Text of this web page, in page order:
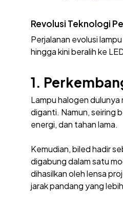
Revolusi Teknologi
Perjalanan evolusi
hingga kini beralih ke
1.
Lampu halogen dulunya
diganti. Namun, seiring
energi, dan tahan lama.
Kemudian, biled hadir
digabung dalam satu
dihasilkan oleh lensa
jarak pandang yang